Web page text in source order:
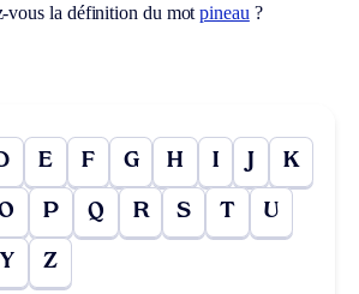
vous la définition du motpineau ?
E F G H I J K
P Q R S T U
Y Z